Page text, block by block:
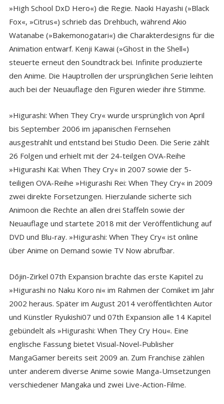
»High School DxD Hero«) die Regie. Naoki Hayashi (»Black
Fox«, »Citrus«) schrieb das Drehbuch, während Akio
Watanabe (»Bakemonogatari«) die Charakterdesigns für die
Animation entwarf. Kenji Kawai (»Ghost in the Shell«)
steuerte erneut den Soundtrack bei. Infinite produzierte
den Anime. Die Hauptrollen der ursprünglichen Serie leihten
auch bei der Neuauflage den Figuren wieder ihre Stimme.
»Higurashi: When They Cry« wurde ursprünglich von April
bis September 2006 im japanischen Fernsehen
ausgestrahlt und entstand bei Studio Deen. Die Serie zählt
26 Folgen und erhielt mit der 24-teilgen OVA-Reihe
»Higurashi Kai: When They Cry« in 2007 sowie der 5-
teiligen OVA-Reihe »Higurashi Rei: When They Cry« in 2009
zwei direkte Forsetzungen. Hierzulande sicherte sich
Animoon die Rechte an allen drei Staffeln sowie der
Neuauflage und startete 2018 mit der Veröffentlichung auf
DVD und Blu-ray. »Higurashi: When They Cry« ist online
über Anime on Demand sowie TV Now abrufbar.
Dōjin-Zirkel 07th Expansion brachte das erste Kapitel zu
»Higurashi no Naku Koro ni« im Rahmen der Comiket im Jahr
2002 heraus. Später im August 2014 veröffentlichten Autor
und Künstler Ryukishi07 und 07th Expansion alle 14 Kapitel
gebündelt als »Higurashi: When They Cry Hou«. Eine
englische Fassung bietet Visual-Novel-Publisher
MangaGamer bereits seit 2009 an. Zum Franchise zählen
unter anderem diverse Anime sowie Manga-Umsetzungen
verschiedener Mangaka und zwei Live-Action-Filme.